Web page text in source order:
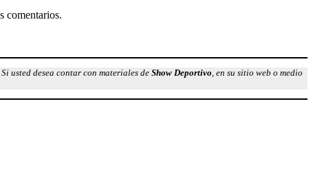
comentarios.
Si usted desea contar con materiales de Show Deportivo, en su sitio web o medio